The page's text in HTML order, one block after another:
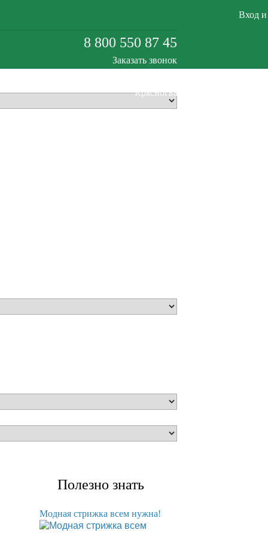
Красногвардейское
Вход и
8 800 550 87 45
Заказать звонок
Полезно знать
Модная стрижка всем нужна!